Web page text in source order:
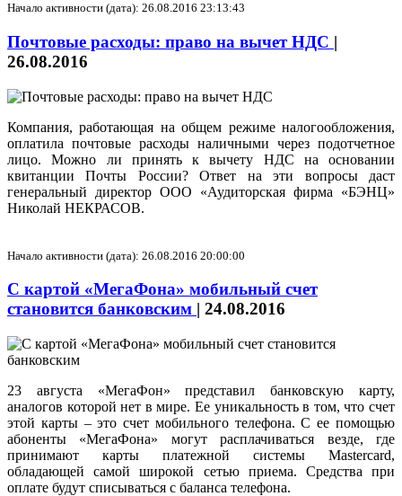
Начало активности (дата): 26.08.2016 23:13:43
Почтовые расходы: право на вычет НДС |
26.08.2016
Компания, работающая на общем режиме налогообложения,
оплатила почтовые расходы наличными через подотчетное
лицо. Можно ли принять к вычету НДС на основании
квитанции Почты России? Ответ на эти вопросы даст
генеральный директор ООО «Аудиторская фирма «БЭНЦ»
Николай НЕКРАСОВ.
Начало активности (дата): 26.08.2016 20:00:00
С картой «МегаФона» мобильный счет
становится банковским | 24.08.2016
23 августа «МегаФон» представил банковскую карту,
аналогов которой нет в мире. Ее уникальность в том, что счет
этой карты – это счет мобильного телефона. С ее помощью
абоненты «МегаФона» могут расплачиваться везде, где
принимают карты платежной системы Mastercard,
обладающей самой широкой сетью приема. Средства при
оплате будут списываться с баланса телефона.